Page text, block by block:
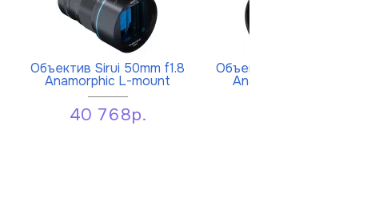
Объектив Sirui 50mm f1.8
Anamorphic L-mount
40 768р.
Объектив Sirui 75mm f/1.8
Anamorphic Z-mount